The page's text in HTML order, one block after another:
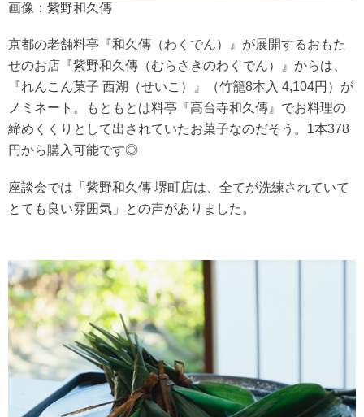
画像：紫野和久傳
京都の老舗料亭『和久傳（わくでん）』が展開するおもた
せのお店『紫野和久傳（むらさきのわくでん）』からは、
『れんこん菓子 西湖（せいこ）』（竹籠8本入 4,104円）が
ノミネート。もともとは料亭『高台寺和久傳』でお料理の
締めくくりとして出されていたお菓子なのだそう。1本378
円から購入可能です◎
座談会では「紫野和久傳 堺町店は、全てが洗練されていて
とても良い雰囲気」との声がありました。